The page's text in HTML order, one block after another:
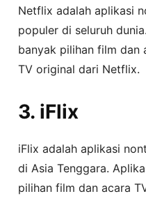
Netflix adalah aplikasi
populer di seluruh
banyak pilihan film dan
TV original dari Netflix.
3. iFlix
iFlix adalah aplikasi
di Asia Tenggara.
pilihan film dan acara